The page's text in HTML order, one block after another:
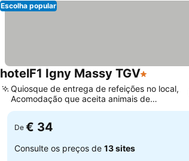
Escolha popular
hotelF1 Igny Massy TGV1 Estrelas
Quiosque de entrega de refeições no local,
Acomodação que aceita animais de
estimação
De € 34
Consulte os preços de 13 sites